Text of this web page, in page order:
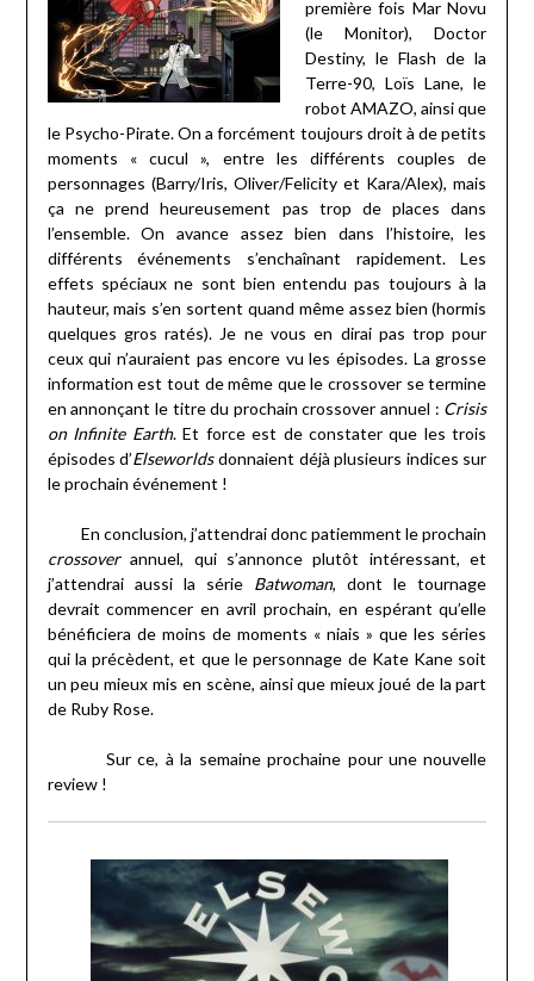
première fois Mar Novu
(le Monitor), Doctor
Destiny, le Flash de la
Terre-90, Loïs Lane, le
robot AMAZO, ainsi que
le Psycho-Pirate. On a forcément toujours droit à de petits
moments « cucul », entre les différents couples de
personnages (Barry/Iris, Oliver/Felicity et Kara/Alex), mais
ça ne prend heureusement pas trop de places dans
l’ensemble. On avance assez bien dans l’histoire, les
différents événements s’enchaînant rapidement. Les
effets spéciaux ne sont bien entendu pas toujours à la
hauteur, mais s’en sortent quand même assez bien (hormis
quelques gros ratés). Je ne vous en dirai pas trop pour
ceux qui n’auraient pas encore vu les épisodes. La grosse
information est tout de même que le crossover se termine
en annonçant le titre du prochain crossover annuel : Crisis
on Infinite Earth. Et force est de constater que les trois
épisodes d’Elseworldsdonnaient déjà plusieurs indices sur
le prochain événement !
En conclusion, j’attendrai donc patiemment le prochain
crossoverannuel, qui s’annonce plutôt intéressant, et
j’attendrai aussi la série Batwoman, dont le tournage
devrait commencer en avril prochain, en espérant qu’elle
bénéficiera de moins de moments « niais » que les séries
qui la précèdent, et que le personnage de Kate Kane soit
un peu mieux mis en scène, ainsi que mieux joué de la part
de Ruby Rose.
Sur ce, à la semaine prochaine pour une nouvelle
review !